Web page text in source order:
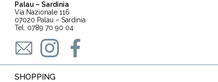
Palau – Sardinia
Via Nazionale 116
07020 Palau – Sardinia
Tel. 0789 70 90 04
SHOPPING